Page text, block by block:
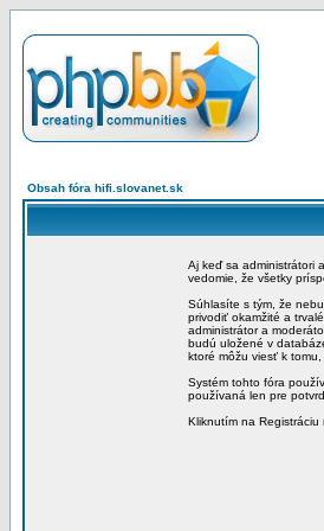
Obsah fóra hifi.slovanet.sk
Aj keď sa administrátori
vedomie, že všetky
Súhlasíte s tým, že
privodiť okamžité a
administrátor a
budú uložené v
ktoré môžu viesť k
Systém tohto fóra
používaná len pre
Kliknutím na Registráciu